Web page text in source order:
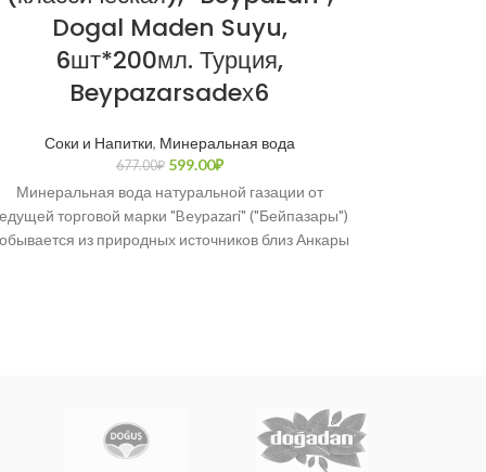
Dogal Maden Suyu,
6шт*200мл. Турция,
Beypazarsadeх6
Соки и Напитки, Минеральная вода
677.00₽ 599.00₽
Минеральная вода натуральной газации от
торговой марки "Beypazari" ("Бейпазары")
из природных источников близ Анкары